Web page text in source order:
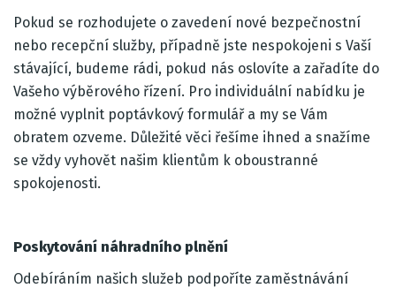
Pokud se rozhodujete o zavedení nové bezpečnostní
nebo recepční služby, případně jste nespokojeni s Vaší
stávající, budeme rádi, pokud nás oslovíte a zařadíte do
Vašeho výběrového řízení. Pro individuální nabídku je
možné vyplnit poptávkový formulář a my se Vám
obratem ozveme. Důležité věci řešíme ihned a snažíme
se vždy vyhovět našim klientům k oboustranné
spokojenosti.
Poskytování náhradního plnění
Odebíráním našich služeb podpoříte zaměstnávání